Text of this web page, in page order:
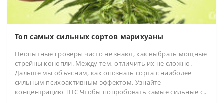
Топ самых сильных сортов марихуаны
Неопытные гроверы часто не знают, как выбрать мощные
стрейны конопли. Между тем, отличить их не сложно.
Дальше мы объясним, как опознать сорта с наиболее
сильным психоактивным эффектом. Узнайте
концентрацию THC Чтобы попробовать самые сильные с..